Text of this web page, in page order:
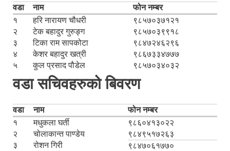
वडा नाम
फोन नम्बर
१
हरि नारायण चौधरी
९८५७०३७१२१
२
टेक बहादुर गुरुङ्ग
९८५७०३९९१८
३
टिका राम सापकोटा
९८४७२४६२९६
४
केशर बहादुर खत्री
९८६७३३४७७७
५
कुल प्रसाद पौडेल ९८५७०३४०३२
वडा सचिवहरुको बिवरण
वडा नाम
फोन नम्बर
१
मधुकला घर्ती
९८६०४१३०२२
२
चोलाकान्त पाण्डेय
९८४९५१७२६३
३
रोशन गिरी
९८४७०६१७७०